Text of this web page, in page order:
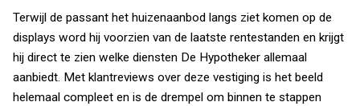
Terwijl de passant het huizenaanbod langs ziet komen op de
displays word hij voorzien van de laatste rentestanden en krijgt
hij direct te zien welke diensten De Hypotheker allemaal
aanbiedt. Met klantreviews over deze vestiging is het beeld
helemaal compleet en is de drempel om binnen te stappen